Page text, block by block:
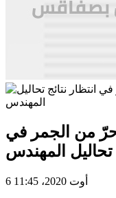
من الجمر في
تحاليل المهندس
6 أوت 2020، 11:45